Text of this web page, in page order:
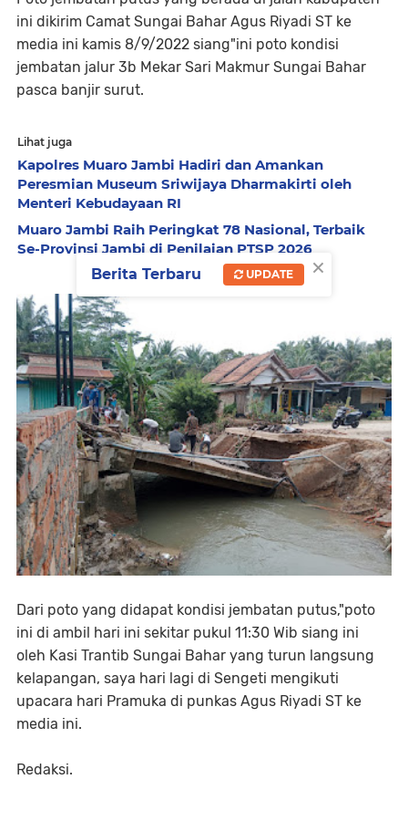
ini dikirim Camat Sungai Bahar Agus Riyadi ST ke
media ini kamis 8/9/2022 siang"ini poto kondisi
jembatan jalur 3b Mekar Sari Makmur Sungai Bahar
pasca banjir surut.
Lihat juga
Kapolres Muaro Jambi Hadiri dan Amankan
Peresmian Museum Sriwijaya Dharmakirti oleh
Menteri Kebudayaan RI
Muaro Jambi Raih Peringkat 78 Nasional, Terbaik
Se-Provinsi Jambi di Penilaian PTSP 2026
Dari poto yang didapat kondisi jembatan putus,"poto
ini di ambil hari ini sekitar pukul 11:30 Wib siang ini
oleh Kasi Trantib Sungai Bahar yang turun langsung
kelapangan, saya hari lagi di Sengeti mengikuti
upacara hari Pramuka di punkas Agus Riyadi ST ke
media ini.
Redaksi.
×
Berita Terbaru UPDATE